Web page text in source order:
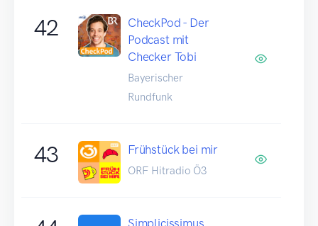
42
CheckPod - Der
Podcast mit
Checker Tobi
Bayerischer
Rundfunk
43 Frühstück bei mir
ORF Hitradio Ö3
Simplicissimus